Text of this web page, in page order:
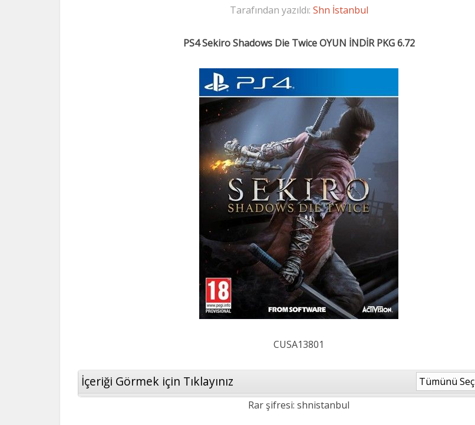
Tarafından yazıldı: Shn İstanbul
PS4 Sekiro Shadows Die Twice OYUN İNDİR PKG 6.72
CUSA13801
İçeriği Görmek için Tıklayınız Tümünü Seç
Rar şifresi: shnistanbul